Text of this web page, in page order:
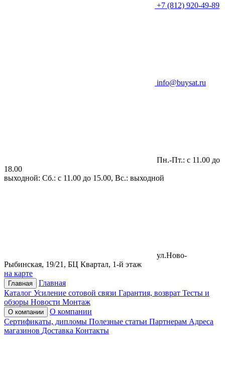
+7 (812) 920-49-89
info@buysat.ru
Пн.-Пт.: с 11.00 до
18.00
выходной: Сб.: с 11.00 до 15.00, Вс.: выходной
ул.Ново-
Рыбинская, 19/21, БЦ Квартал, 1-й этаж
на карте
Главная
Главная
Каталог Усиление сотовой связи Гарантия, возврат Тесты и
обзоры Новости Монтаж
О компании
О компании
Сертификаты, дипломы Полезные статьи Партнерам Адреса
магазинов Доставка Контакты